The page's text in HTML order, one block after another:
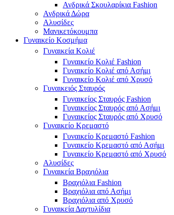
Ανδρικά Σκουλαρίκια Fashion
Ανδρικά Δώρα
Αλυσίδες
Μανικετόκουμπα
Γυναικείο Κοσμήμα
Γυναικεία Κολιέ
Γυναικείο Κολιέ Fashion
Γυναικείο Κολιέ από Ασήμι
Γυναικείο Κολιέ από Χρυσό
Γυναικειός Σταυρός
Γυναικείος Σταυρός Fashion
Γυναικείος Σταυρός από Ασήμι
Γυναικείος Σταυρός από Χρυσό
Γυναικείο Κρεμαστό
Γυναικείο Κρεμαστό Fashion
Γυναικείο Κρεμαστό από Ασήμι
Γυναικείο Κρεμαστό από Χρυσό
Αλυσίδες
Γυναικεία Βραχιόλια
Βραχιόλια Fashion
Βραχιόλια από Ασήμι
Βραχιόλια από Χρυσό
Γυναικεία Δαχτυλίδια